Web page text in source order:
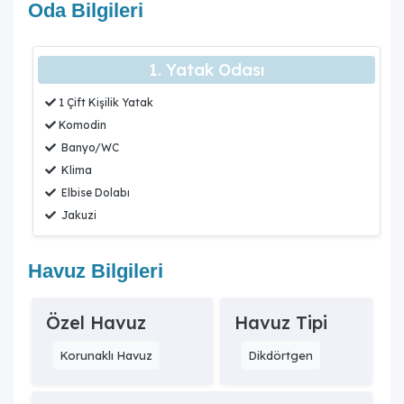
bulunmaktadır.
9. Villada jakuzi var mı?
Evet, yatak odasında özel bir jakuzi bulunmaktadır.
10. Villa Dreamy 2 kimler için uygundur?
Villa Dreamy 2, modern ve konforlu tasarımıyla huzurlu
bir tatil arayan çekirdek aileler ve balayı çiftleri için
uygundur.
Oda Bilgileri
1. Yatak Odası
1 Çift Kişilik Yatak
Komodin
Banyo/WC
Klima
Elbise Dolabı
Jakuzi
Havuz Bilgileri
Özel Havuz
Korunaklı Havuz
Havuz Tipi
Dikdörtgen